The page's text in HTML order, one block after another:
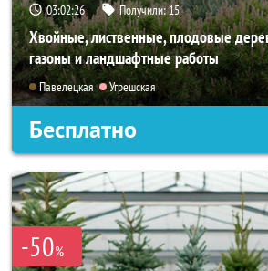
03:02:24 Получили:15
Хвойные, лиственные, плодовые
газоны и ландшафтные работы
Павелецкая Угрешская
Бесплатно
-50%